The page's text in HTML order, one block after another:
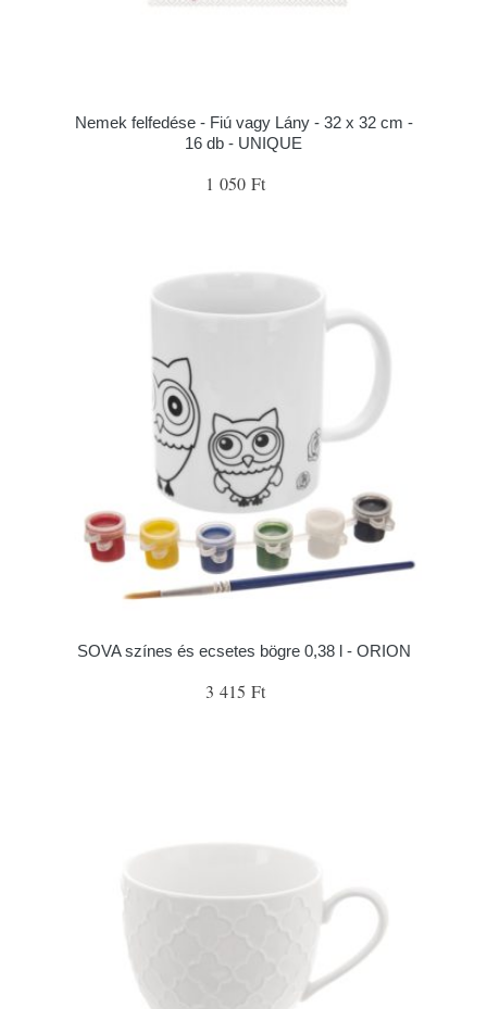
Nemek felfedése - Fiú vagy Lány - 32 x 32 cm -
16 db - UNIQUE
1 050 Ft
SOVA színes és ecsetes bögre 0,38 l - ORION
3 415 Ft